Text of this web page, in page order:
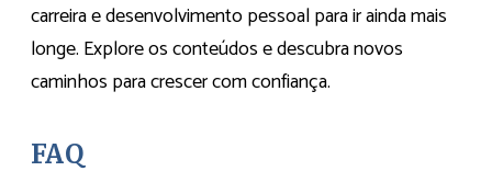
carreira e desenvolvimento pessoal para ir ainda mais
longe. Explore os conteúdos e descubra novos
caminhos para crescer com confiança.
FAQ